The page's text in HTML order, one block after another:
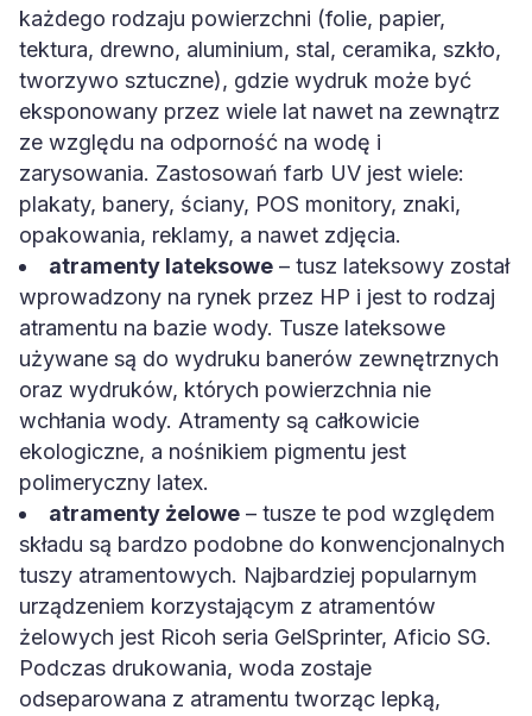
każdego rodzaju powierzchni (folie, papier,
tektura, drewno, aluminium, stal, ceramika, szkło,
tworzywo sztuczne), gdzie wydruk może być
eksponowany przez wiele lat nawet na zewnątrz
ze względu na odporność na wodę i
zarysowania. Zastosowań farb UV jest wiele:
plakaty, banery, ściany, POS monitory, znaki,
opakowania, reklamy, a nawet zdjęcia.
atramenty lateksowe – tusz lateksowy został
wprowadzony na rynek przez HP i jest to rodzaj
atramentu na bazie wody. Tusze lateksowe
używane są do wydruku banerów zewnętrznych
oraz wydruków, których powierzchnia nie
wchłania wody. Atramenty są całkowicie
ekologiczne, a nośnikiem pigmentu jest
polimeryczny latex.
atramenty żelowe – tusze te pod względem
składu są bardzo podobne do konwencjonalnych
tuszy atramentowych. Najbardziej popularnym
urządzeniem korzystającym z atramentów
żelowych jest Ricoh seria GelSprinter, Aficio SG.
Podczas drukowania, woda zostaje
odseparowana z atramentu tworząc lepką,